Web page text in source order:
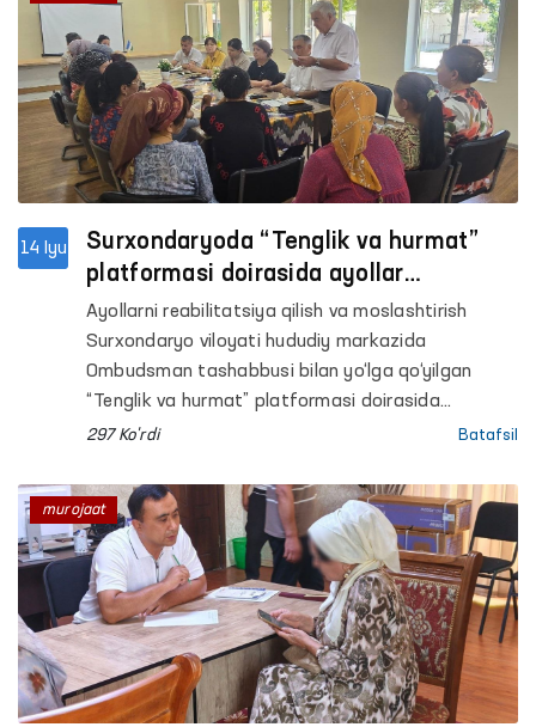
14 Iyu
Surxondaryoda “Tenglik va hurmat”
platformasi doirasida ayollar
murojaatlari bo‘yicha amaliy choralar
ko‘rildi
Ayollarni reabilitatsiya qilish va moslashtirish
Surxondaryo viloyati hududiy markazida
Ombudsman tashabbusi bilan yo‘lga qo‘yilgan
“Tenglik va hurmat” platformasi doirasida
“Huquqiy yordam avtobusi” tadbiri o‘tkazildi.
297 Ko'rdi Batafsil
murojaat